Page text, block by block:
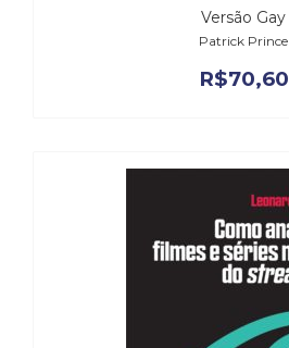
Versão Gay
Patrick Prince
R$70,60